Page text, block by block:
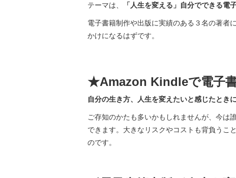
テーマは、 「人生を変える」自分でできる電子
電子書籍制作や出版に実績のある３名の著者
かけになるはずです。
★Amazon Kindleで電子
自分の生き方、人生を変えたいと感じたとき
ご存知のかたも多いかもしれませんが、今は
できます。大きなリスクやコストも背負うこ
のです。